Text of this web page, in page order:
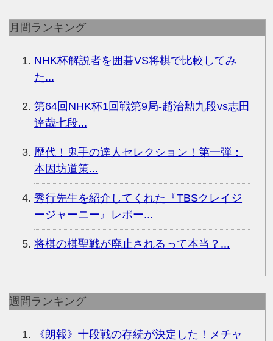
月間ランキング
NHK杯解説者を囲碁VS将棋で比較してみ
た...
第64回NHK杯1回戦第9局-趙治勲九段vs志田
達哉七段...
歴代！鬼手の達人セレクション！第一弾：
本因坊道策...
秀行先生を紹介してくれた『TBSクレイジ
ージャーニー』レポー...
将棋の棋聖戦が廃止されるって本当？...
週間ランキング
《朗報》十段戦の存続が決定した！メチャ